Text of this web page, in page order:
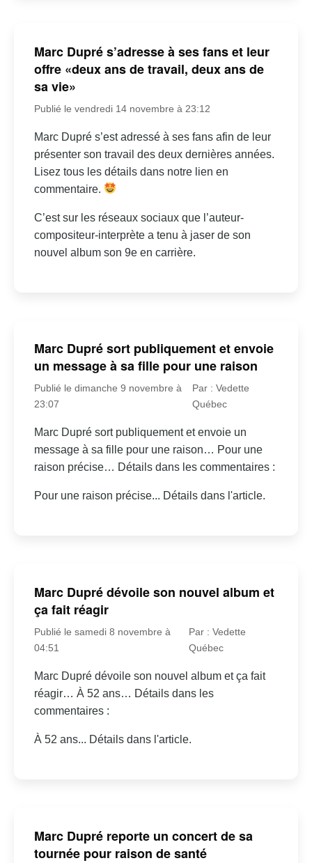
Marc Dupré s’adresse à ses fans et leur
offre «deux ans de travail, deux ans de
sa vie»
Publié le vendredi 14 novembre à 23:12
Marc Dupré s’est adressé à ses fans afin de leur
présenter son travail des deux dernières années.
Lisez tous les détails dans notre lien en
commentaire.
C’est sur les réseaux sociaux que l’auteur-
compositeur-interprète a tenu à jaser de son
nouvel album son 9e en carrière.
Marc Dupré sort publiquement et envoie
un message à sa fille pour une raison
Publié le dimanche 9 novembre à
23:07
Par : Vedette
Québec
Marc Dupré sort publiquement et envoie un
message à sa fille pour une raison… Pour une
raison précise… Détails dans les commentaires :
Pour une raison précise... Détails dans l'article.
Marc Dupré dévoile son nouvel album et
ça fait réagir
Publié le samedi 8 novembre à
04:51
Par : Vedette
Québec
Marc Dupré dévoile son nouvel album et ça fait
réagir… À 52 ans… Détails dans les
commentaires :
À 52 ans... Détails dans l'article.
Marc Dupré reporte un concert de sa
tournée pour raison de santé